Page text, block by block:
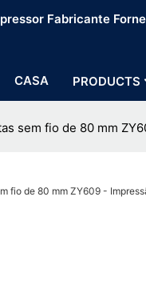
Fabricante
CASA PRODUCTS
sem fio de 80 mm